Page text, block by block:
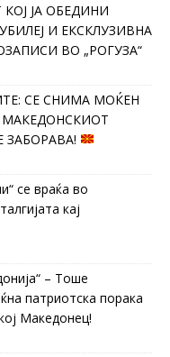
ЈА ОБЕДИНИ
И ЕКСКЛУЗИВНА
ВО „РОГУЗА“
СЕ СНИМА МОЌЕН
ЗАБОРАВА!
се враќа во
кај
– Тоше
патриотска порака
Македонец!